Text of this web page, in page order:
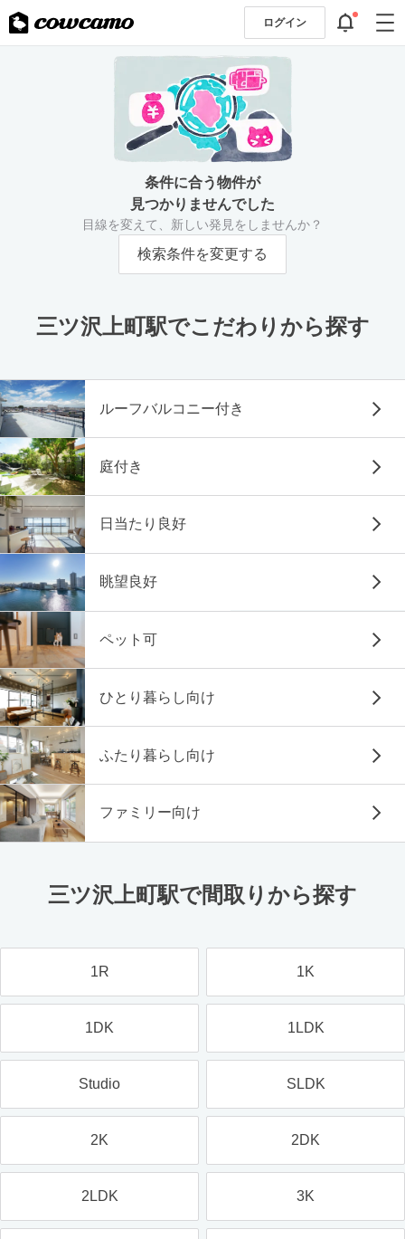
ログイン
条件に合う物件が
見つかりませんでした
目線を変えて、新しい発見をしませんか？
検索条件を変更する
三ツ沢上町駅でこだわりから探す
ルーフバルコニー付き
庭付き
日当たり良好
眺望良好
ペット可
ひとり暮らし向け
ふたり暮らし向け
ファミリー向け
三ツ沢上町駅で間取りから探す
1R 1K
1DK 1LDK
Studio SLDK
2K 2DK
2LDK 3K